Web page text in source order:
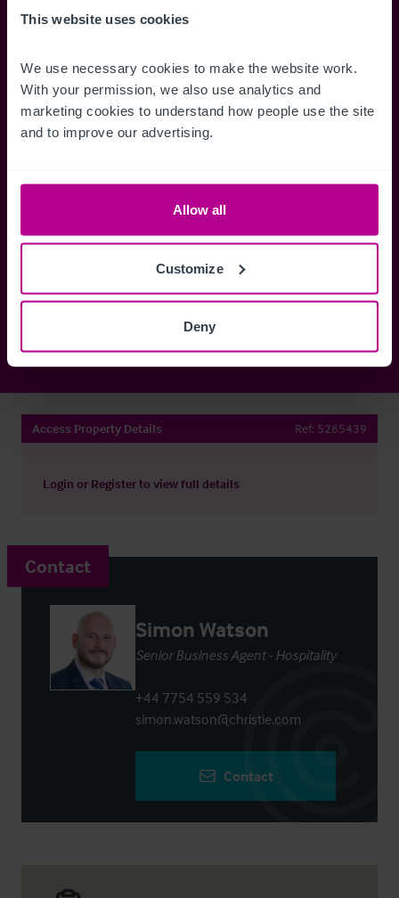
This website uses cookies
We use necessary cookies to make the website work.
With your permission, we also use analytics and
marketing cookies to understand how people use the site
and to improve our advertising.
Allow all
Customize
Deny
Accédez à des informations
des visites, des brochures et bien
plus encore.
Vous avez déjà un compte?
Connectez-vous maintenant
Access Property Details Ref: 5265439
Login or Registerto view full details
Contact
Simon Watson
Senior Business Agent - Hospitality
+44 7754 559 534
simon.watson@christie.com
Contact